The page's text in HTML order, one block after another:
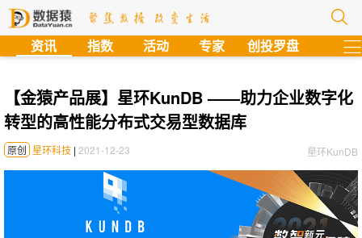
资讯 指数 活动 专家 创投罗盘
【金猿产品展】星环KunDB ——助力企业数字化
转型的高性能分布式交易型数据库
星环KunDB
原创 星环科技 | 2021-12-23